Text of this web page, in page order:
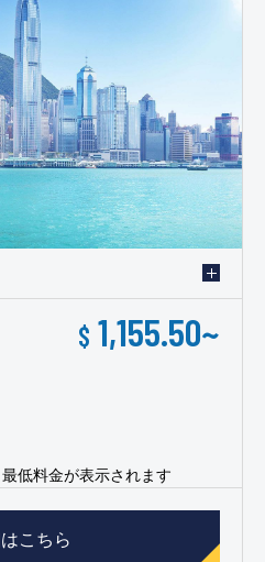
$ 1,155.50~
低料金が表示されます
こちら